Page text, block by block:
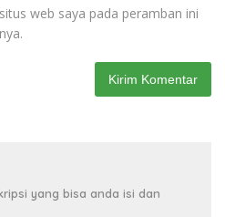
web saya pada peramban ini
yang bisa anda isi dan